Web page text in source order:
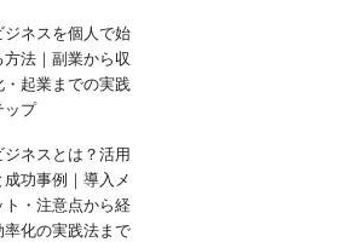
ジネスを個人で始
方法｜副業から収
・起業までの実践
ップ
ジネスとは？活用
成功事例｜導入メ
ト・注意点から経
率化の実践法まで